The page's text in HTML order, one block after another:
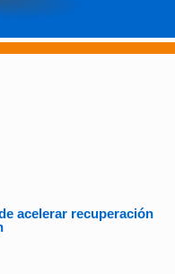
acelerar recuperación